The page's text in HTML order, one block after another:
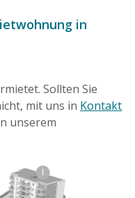
in
Sollten Sie
mit uns in Kontakt
unserem